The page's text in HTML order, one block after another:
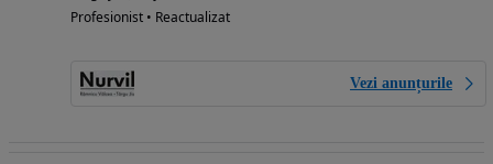
Profesionist • Reactualizat
Vezi anunțurile